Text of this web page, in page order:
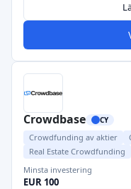
Crowdbase CY
Crowdfunding av aktier
Real Estate Crowdfunding
Minsta investering
EUR 100